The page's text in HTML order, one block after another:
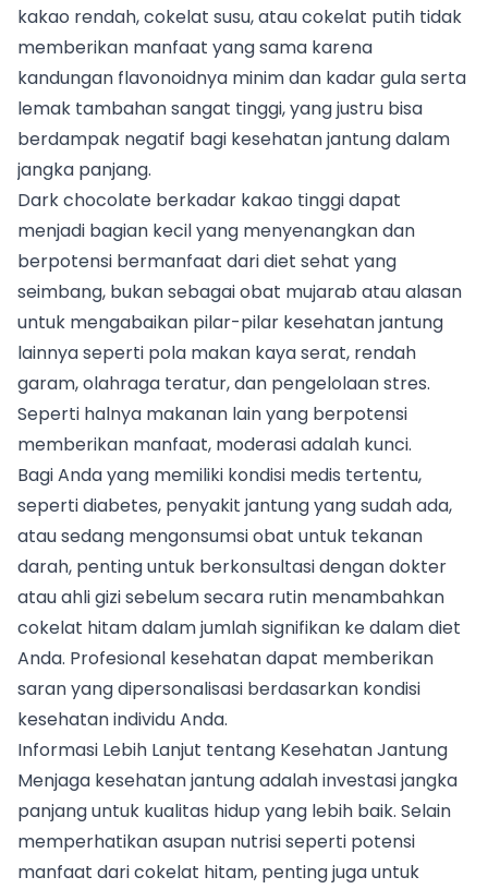
kakao rendah, cokelat susu, atau cokelat putih tidak
memberikan manfaat yang sama karena
kandungan flavonoidnya minim dan kadar gula serta
lemak tambahan sangat tinggi, yang justru bisa
berdampak negatif bagi kesehatan jantung dalam
jangka panjang.
Dark chocolate berkadar kakao tinggi dapat
menjadi bagian kecil yang menyenangkan dan
berpotensi bermanfaat dari diet sehat yang
seimbang, bukan sebagai obat mujarab atau alasan
untuk mengabaikan pilar-pilar kesehatan jantung
lainnya seperti pola makan kaya serat, rendah
garam, olahraga teratur, dan pengelolaan stres.
Seperti halnya makanan lain yang berpotensi
memberikan manfaat, moderasi adalah kunci.
Bagi Anda yang memiliki kondisi medis tertentu,
seperti diabetes, penyakit jantung yang sudah ada,
atau sedang mengonsumsi obat untuk tekanan
darah, penting untuk berkonsultasi dengan dokter
atau ahli gizi sebelum secara rutin menambahkan
cokelat hitam dalam jumlah signifikan ke dalam diet
Anda. Profesional kesehatan dapat memberikan
saran yang dipersonalisasi berdasarkan kondisi
kesehatan individu Anda.
Informasi Lebih Lanjut tentang Kesehatan Jantung
Menjaga kesehatan jantung adalah investasi jangka
panjang untuk kualitas hidup yang lebih baik. Selain
memperhatikan asupan nutrisi seperti potensi
manfaat dari cokelat hitam, penting juga untuk